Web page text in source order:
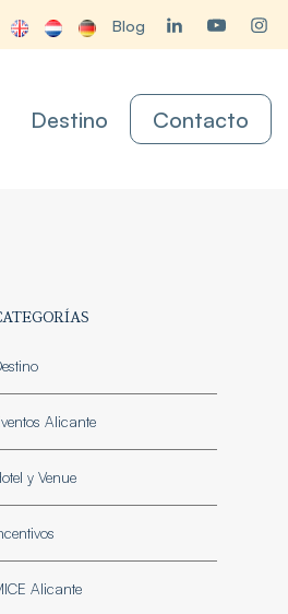
Blog
Destino Contacto
Alicante
y Venue
Alicante